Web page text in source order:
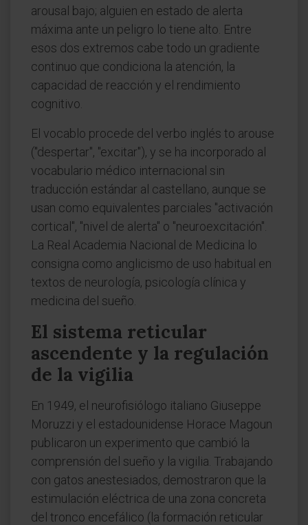
arousal bajo; alguien en estado de alerta
máxima ante un peligro lo tiene alto. Entre
esos dos extremos cabe todo un gradiente
continuo que condiciona la atención, la
capacidad de reacción y el rendimiento
cognitivo.
El vocablo procede del verbo inglés to arouse
("despertar", "excitar"), y se ha incorporado al
vocabulario médico internacional sin
traducción estándar al castellano, aunque se
usan como equivalentes parciales "activación
cortical", "nivel de alerta" o "neuroexcitación".
La Real Academia Nacional de Medicina lo
consigna como anglicismo de uso habitual en
textos de neurología, psicología clínica y
medicina del sueño.
El sistema reticular
ascendente y la regulación
de la vigilia
En 1949, el neurofisiólogo italiano Giuseppe
Moruzzi y el estadounidense Horace Magoun
publicaron un experimento que cambió la
comprensión del sueño y la vigilia. Trabajando
con gatos anestesiados, demostraron que la
estimulación eléctrica de una zona concreta
del tronco encefálico (la formación reticular